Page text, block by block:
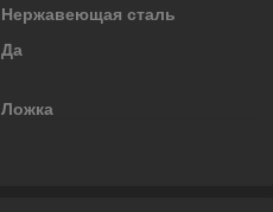
Нержавеющая сталь
Да
Ложка